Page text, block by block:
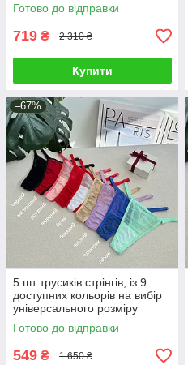
Готово до відправки
719 ₴ 2 310 ₴
Купити
–67%
5 шт трусиків стрінгів, із 9
доступних кольорів на вибір
універсального розміру
Готово до відправки
549 ₴ 1 650 ₴